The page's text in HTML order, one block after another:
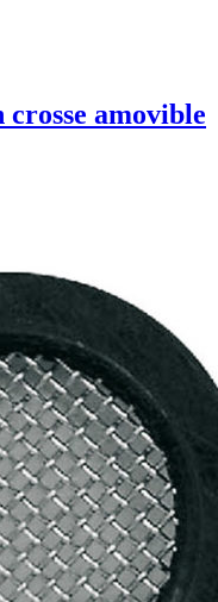
crosse amovible